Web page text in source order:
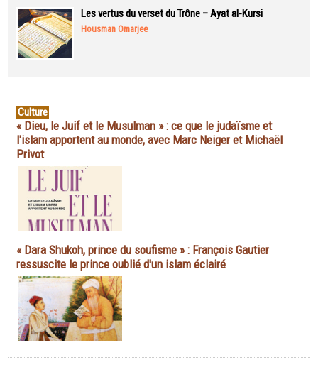
Les vertus du verset du Trône – Ayat al-Kursi
Housman Omarjee
Culture
« Dieu, le Juif et le Musulman » : ce que le judaïsme et
l'islam apportent au monde, avec Marc Neiger et Michaël
Privot
« Dara Shukoh, prince du soufisme » : François Gautier
ressuscite le prince oublié d'un islam éclairé